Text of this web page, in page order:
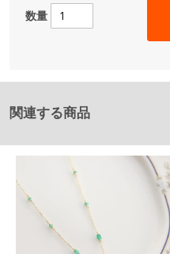
数量
関連する商品